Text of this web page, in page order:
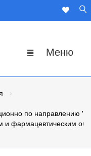
по направлению
фармацевтическим